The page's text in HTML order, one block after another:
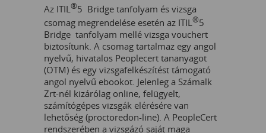
Az ITIL ®5 Bridge tanfolyam és vizsga
csomag megrendelése esetén az ITIL ®5
Bridge tanfolyam mellé vizsga vouchert
biztosítunk. A csomag tartalmaz egy angol
nyelvű, hivatalos Peoplecert tananyagot
(OTM) és egy vizsgafelkészítést támogató
angol nyelvű ebookot. Jelenleg a Számalk
Zrt-nél kizárólag online, felügyelt,
számítógépes vizsgák elérésére van
lehetőség (proctoredon-line). A PeopleCert
rendszerében a vizsgázó saját maga